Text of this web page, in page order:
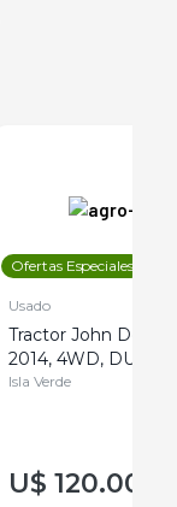
Ofertas Especiales
Usado
Tractor John Deere
2014, 4WD, DUAL
Isla Verde
U$ 120.000